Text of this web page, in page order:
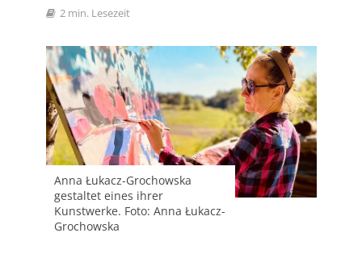
2 min. Lesezeit
Anna Łukacz-Grochowska
gestaltet eines ihrer
Kunstwerke. Foto: Anna Łukacz-
Grochowska